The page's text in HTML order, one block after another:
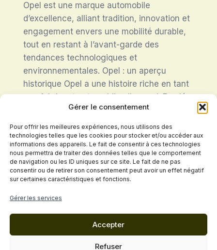
Gérer le consentement
Pour offrir les meilleures expériences, nous utilisons des
technologies telles que les cookies pour stocker et/ou accéder aux
informations des appareils. Le fait de consentir à ces technologies
nous permettra de traiter des données telles que le comportement
de navigation ou les ID uniques sur ce site. Le fait de ne pas
consentir ou de retirer son consentement peut avoir un effet négatif
sur certaines caractéristiques et fonctions.
Gérer les services
Accepter
Refuser
Opel est une marque automobile
d’excellence, alliant tradition, innovation et
engagement envers une mobilité durable,
tout en restant à l’avant-garde des
tendances technologiques et
environnementales. Opel : un aperçu
historique Opel a une histoire riche en tant
que fabricant automobile allemand. Fondée
en 1862 par Adam Opel à Rüsselsheim, la
marque a débuté en tant…
LIRE LA SUITEOPEL
Mentions légales
Cookies